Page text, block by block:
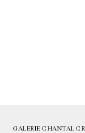
GALERIE CHANTAL